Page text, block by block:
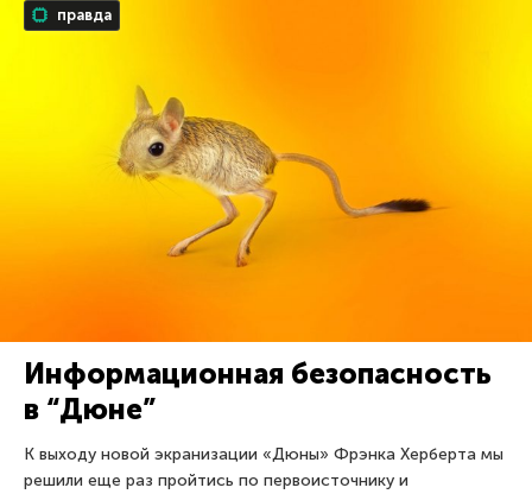
правда
Информационная безопасность
в “Дюне”
К выходу новой экранизации «Дюны» Фрэнка Херберта мы
решили еще раз пройтись по первоисточнику и